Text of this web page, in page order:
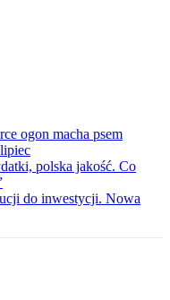
ogon macha psem
polska jakość. Co
do inwestycji. Nowa